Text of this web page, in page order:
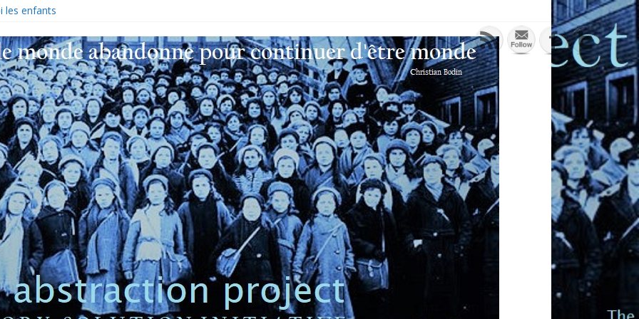
les enfants
solution histoire initiative pour